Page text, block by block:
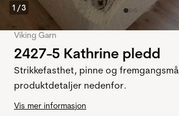
1 /3
Viking Garn
2427-5 Kathrine pledd
Strikkefasthet, pinne og
produktdetaljer nedenfor.
Vis mer informasjon